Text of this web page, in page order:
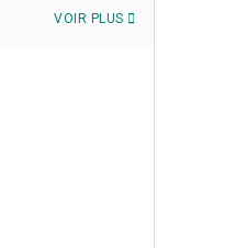
VOIR PLUS